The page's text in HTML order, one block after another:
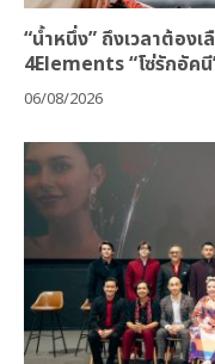
“น้ำหนึ่ง” ถึงเวลาต้อง
4Elements “โซ่รักอัคนี
06/08/2026